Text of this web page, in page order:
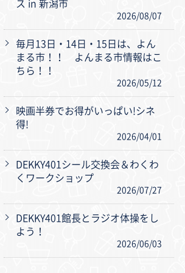
ス in 新潟市
2026/08/07
毎月13日・14日・15日は、よん
まる市！！ よんまる市情報はこ
ちら！！
2026/05/12
映画半券でお得がいっぱい!シネ
得!
2026/04/01
DEKKY401シール交換会＆わくわ
くワークショップ
2026/07/27
DEKKY401館長とラジオ体操をし
よう！
2026/06/03